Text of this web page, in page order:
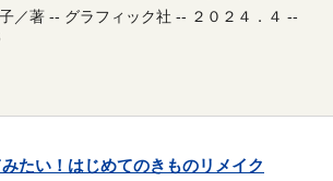
／著 -- グラフィック社 -- ２０２４．４ --
たい！はじめてのきものリメイク